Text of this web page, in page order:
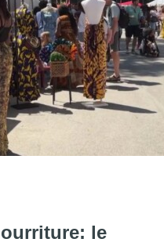
édition du Festival
le